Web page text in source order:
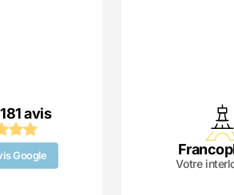
avis
Google
Votre